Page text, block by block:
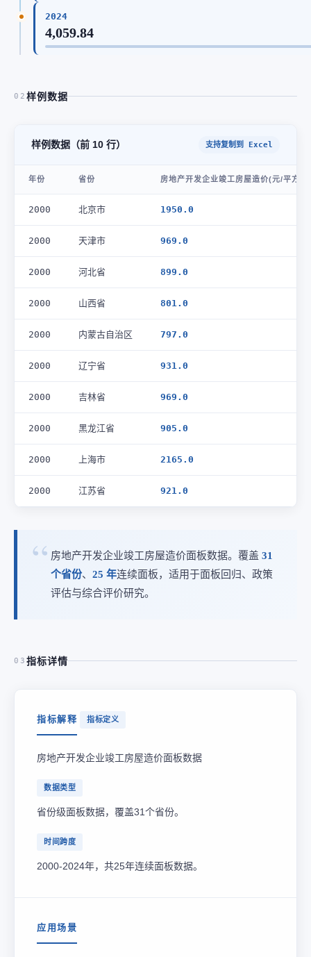
2024
4,059.84
02 样例数据
样例数据（前 10 行） 支持复制到 Excel
年份 省份 房地产开发企业竣工房屋造价(元/平方米)
2000 北京市 1950.0
2000 天津市 969.0
2000 河北省 899.0
2000 山西省 801.0
2000 内蒙古自治区 797.0
2000 辽宁省 931.0
2000 吉林省 969.0
2000 黑龙江省 905.0
2000 上海市 2165.0
2000 江苏省 921.0
房地产开发企业竣工房屋造价面板数据。覆盖 31
个省份、 25 年连续面板，适用于面板回归、政策
评估与综合评价研究。
03 指标详情
指标解释 指标定义
房地产开发企业竣工房屋造价面板数据
数据类型
省份级面板数据，覆盖31个省份。
时间跨度
2000-2024年，共25年连续面板数据。
应用场景